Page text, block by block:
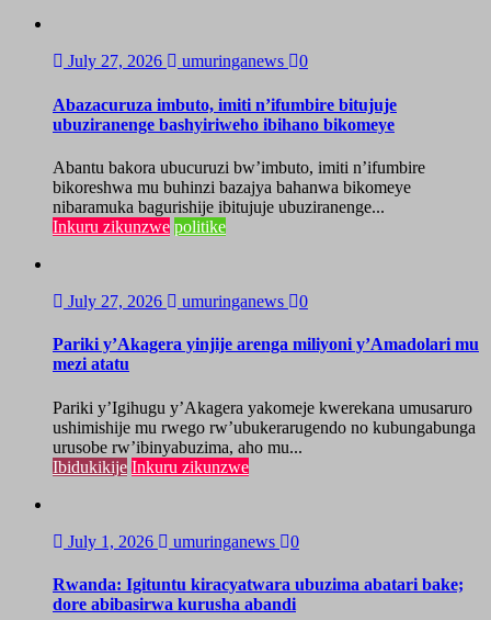
July 27, 2026 umuringanews 0
Abazacuruza imbuto, imiti n’ifumbire bitujuje
ubuziranenge bashyiriweho ibihano bikomeye
Abantu bakora ubucuruzi bw’imbuto, imiti n’ifumbire
bikoreshwa mu buhinzi bazajya bahanwa bikomeye
nibaramuka bagurishije ibitujuje ubuziranenge...
Inkuru zikunzwe politike
July 27, 2026 umuringanews 0
Pariki y’Akagera yinjije arenga miliyoni y’Amadolari mu
mezi atatu
Pariki y’Igihugu y’Akagera yakomeje kwerekana umusaruro
ushimishije mu rwego rw’ubukerarugendo no kubungabunga
urusobe rw’ibinyabuzima, aho mu...
Ibidukikije Inkuru zikunzwe
July 1, 2026 umuringanews 0
Rwanda: Igituntu kiracyatwara ubuzima abatari bake;
dore abibasirwa kurusha abandi